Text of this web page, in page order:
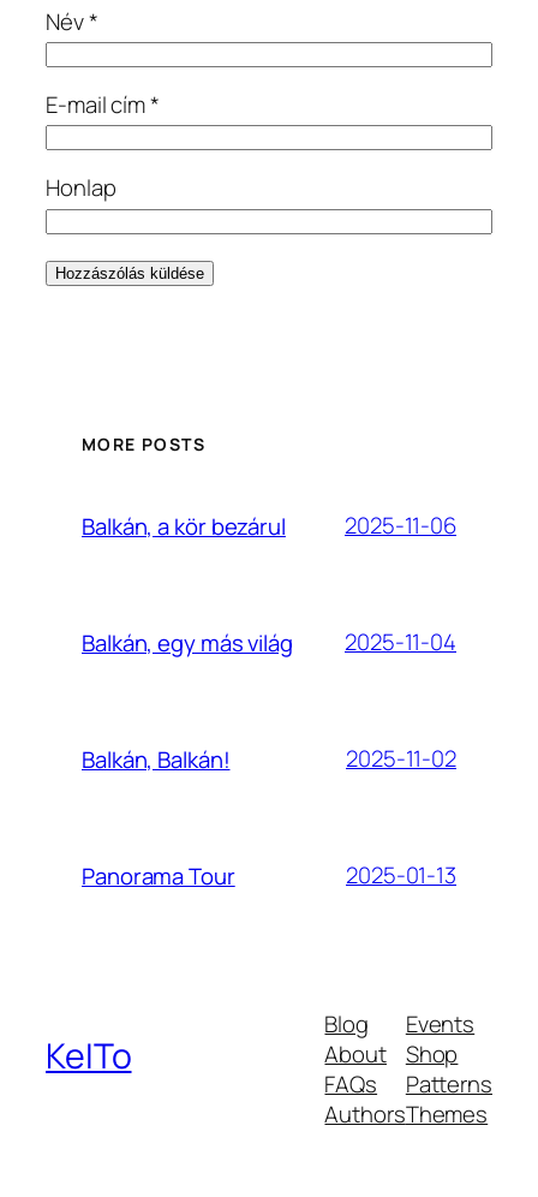
Név*
E-mail cím*
Honlap
MORE POSTS
Balkán, a kör bezárul 2025-11-06
Balkán, egy más világ 2025-11-04
Balkán, Balkán! 2025-11-02
Panorama Tour 2025-01-13
KeITo
Blog
About
FAQs
Authors
Events
Shop
Patterns
Themes